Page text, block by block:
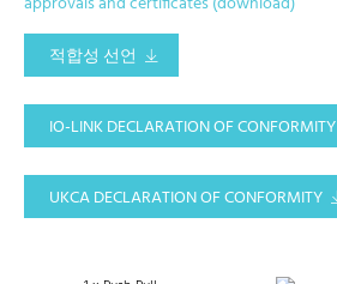
적합성 선언
IO-LINK DECLARATION OF CONFORMITY
UKCA DECLARATION OF CONFORMITY